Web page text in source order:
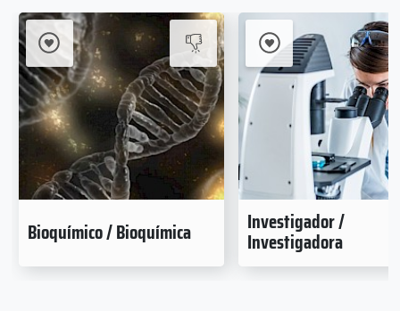
Bioquímico / Bioquímica Investigador /
Investigadora